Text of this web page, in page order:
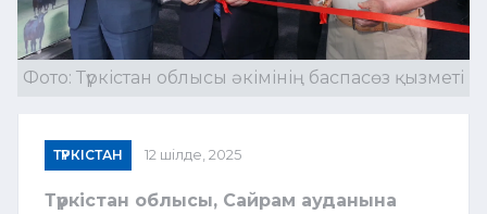
Фото: Түркістан облысы әкімінің баспасөз қызметі
ТҮРКІСТАН 12 шілде, 2025
Түркістан облысы, Сайрам ауданына